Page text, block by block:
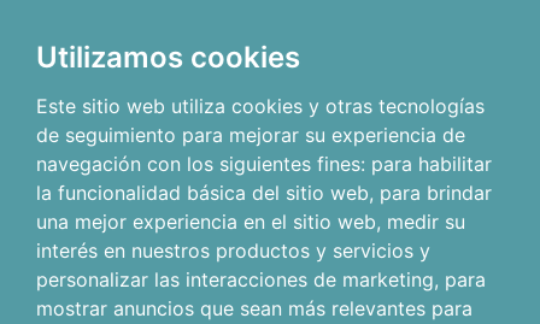
Utilizamos cookies
Este sitio web utiliza cookies y otras tecnologías
de seguimiento para mejorar su experiencia de
navegación con los siguientes fines: para habilitar
la funcionalidad básica del sitio web, para brindar
una mejor experiencia en el sitio web, medir su
interés en nuestros productos y servicios y
personalizar las interacciones de marketing, para
mostrar anuncios que sean más relevantes para